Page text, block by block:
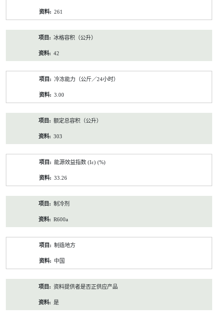
261
冰格容积（公升）
42
冷冻能力（公斤／24小时）
3.00
额定总容积（公升）
303
能源效益指数 (Iε) (%)
33.26
制冷剂
R600a
制造地方
中国
资料提供者是否正供应产品
是